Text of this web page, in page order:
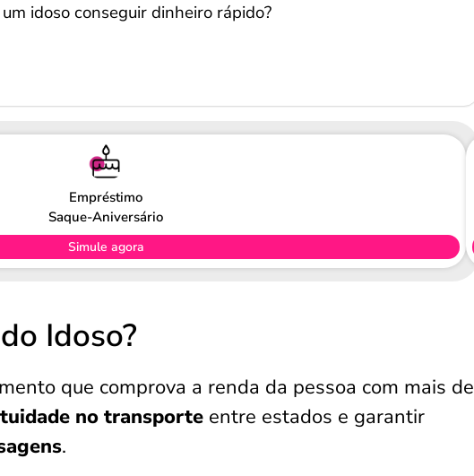
idoso conseguir dinheiro rápido?
Empréstimo
Saque-Aniversário
Simule agora
Idoso?
que comprova a renda da pessoa com mais de
no transporte entre estados e garantir
.